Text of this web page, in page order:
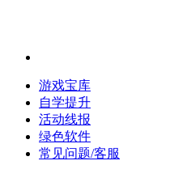
游戏宝库
自学提升
活动线报
绿色软件
常见问题/客服